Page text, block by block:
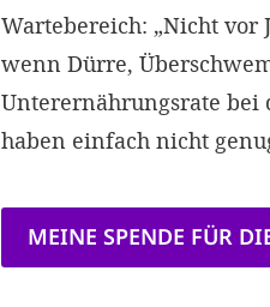
Wartebereich: „Nicht
wenn Dürre,
Unterernährungsrate
haben einfach nicht
MEINE SPENDE FÜR